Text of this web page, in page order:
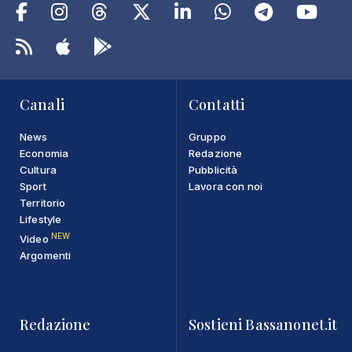
Canali
News
Economia
Cultura
Sport
Territorio
Lifestyle
Video NEW
Argomenti
Contatti
Gruppo
Redazione
Pubblicità
Lavora con noi
Redazione Sostieni Bassanonet.it